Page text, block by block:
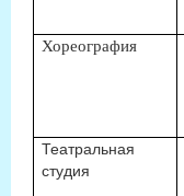
Хореография
Театральная
студия